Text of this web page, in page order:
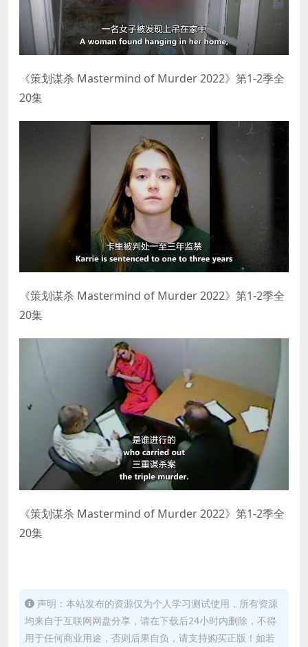
《策划谋杀 Mastermind of Murder 2022》第1-2季全
20集
《策划谋杀 Mastermind of Murder 2022》第1-2季全
20集
《策划谋杀 Mastermind of Murder 2022》第1-2季全
20集
声明：本站发布的资源仅为个人学习测试使用，所有资源
均来自于互联网网盘分享，请在下载后24小时内删除，不得
用于任何商业用途，否则后果自负，请支持购买正版！如若